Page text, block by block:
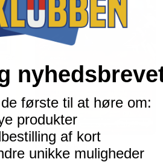
ME05 Pitch Black
første til at høre om:
produkter
af kort
unikke muligheder